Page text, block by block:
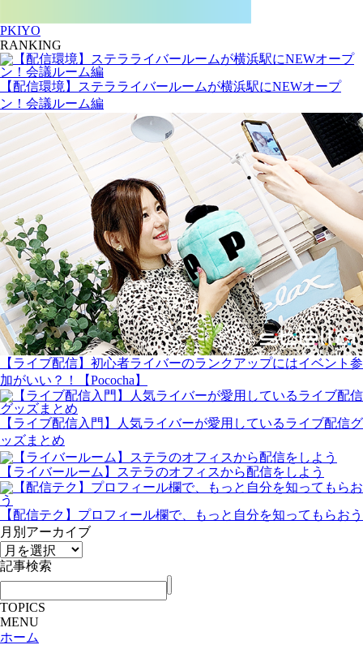
PKIYO
RANKING
【配信環境】ステラライバールームが横浜駅にNEWオープ
ン！会議ルーム編
【ライブ配信】初心者ライバーのランクアップにはイベント参
加がいい？！【Pococha】
【ライブ配信入門】人気ライバーが愛用しているライブ配信グ
ッズまとめ
【ライバールーム】ステラのオフィスから配信をしよう
【配信テク】プロフィール欄で、もっと自分を知ってもらおう
月別アーカイブ
記事検索
TOPICS
MENU
ホーム